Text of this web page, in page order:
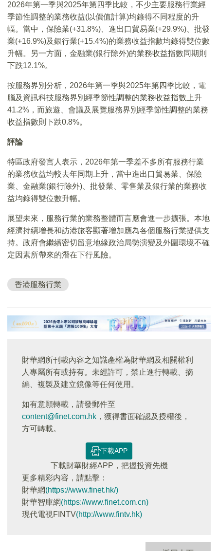
2026年第一季與2025年第四季比較，不少主要服務行業經
季節性調整的業務收益(以價值計算)均錄得不同程度的升
幅。當中，保險業(+31.8%)、進出口貿易業(+29.9%)、批發
業(+16.9%)及銀行業(+15.4%)的業務收益指數均錄得雙位數
升幅。另一方面，金融業(銀行除外)的業務收益指數同期則
下跌12.1%。
按服務界別分析，2026年第一季與2025年第四季比較，電
腦及資訊科技服務界別經季節性調整的業務收益指數上升
41.2%，而旅遊、會議及展覽服務界別經季節性調整的業務
收益指數則下跌0.8%。
評論
特區政府發言人表示，2026年第一季差不多所有服務行業
的業務收益均較去年同期上升，當中進出口貿易業、保險
業、金融業(銀行除外)、批發業、零售業及銀行業的業務收
益均錄得雙位數升幅。
展望未來，服務行業的業務整體而言應會進一步擴張。本地
經濟持續增長和訪港旅客顯著增加應為各個服務行業提供支
持。政府會繼續密切留意地緣政治局勢演變及外圍環境不確
定因素所帶來的潛在下行風險。
香港服務行業
財華網所刊載內容之知識產權為財華網及相關權利
人專屬所有或持有。未經許可，禁止進行轉載、摘
編、複製及建立鏡像等任何使用。
如有意願轉載，請發郵件至
content@finet.com.hk ，獲得書面確認及授權後，
方可轉載。
下載APP
下載財華財經APP，把握投資先機
更多精彩内容，請點擊：
財華網(https://www.finet.hk/)
財華智庫網(https://www.finet.com.cn)
現代電視FINTV(http://www.fintv.hk)